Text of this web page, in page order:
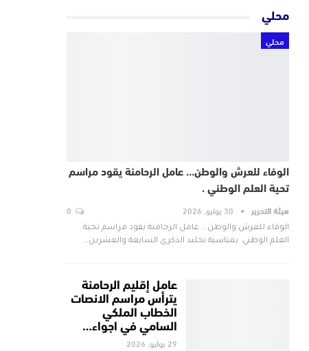
محلي
محلي
الوفاء للعرش والوطن… عامل الرحامنة يقود مراسم
تحية العلم الوطني .
هيئة التحرير 30 يوليو, 2026
الوفاء للعرش والوطن... عامل الرحامنة يقود مراسم تحية
العلم الوطني. بمناسبة تخليد الذكرى السابعة والعشرين…
عامل إقليم الرحامنة
يترأس مراسم الانصات
الخطاب الملكي
السامي في اجواء…
29 يوليو, 2026